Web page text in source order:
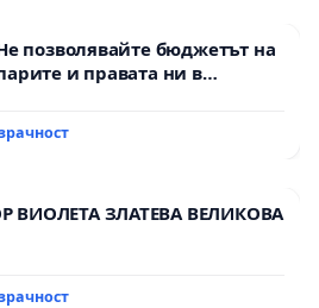
позволявайте бюджетът на
и правата ни в
ВИОЛЕТА ЗЛАТЕВА ВЕЛИКОВА